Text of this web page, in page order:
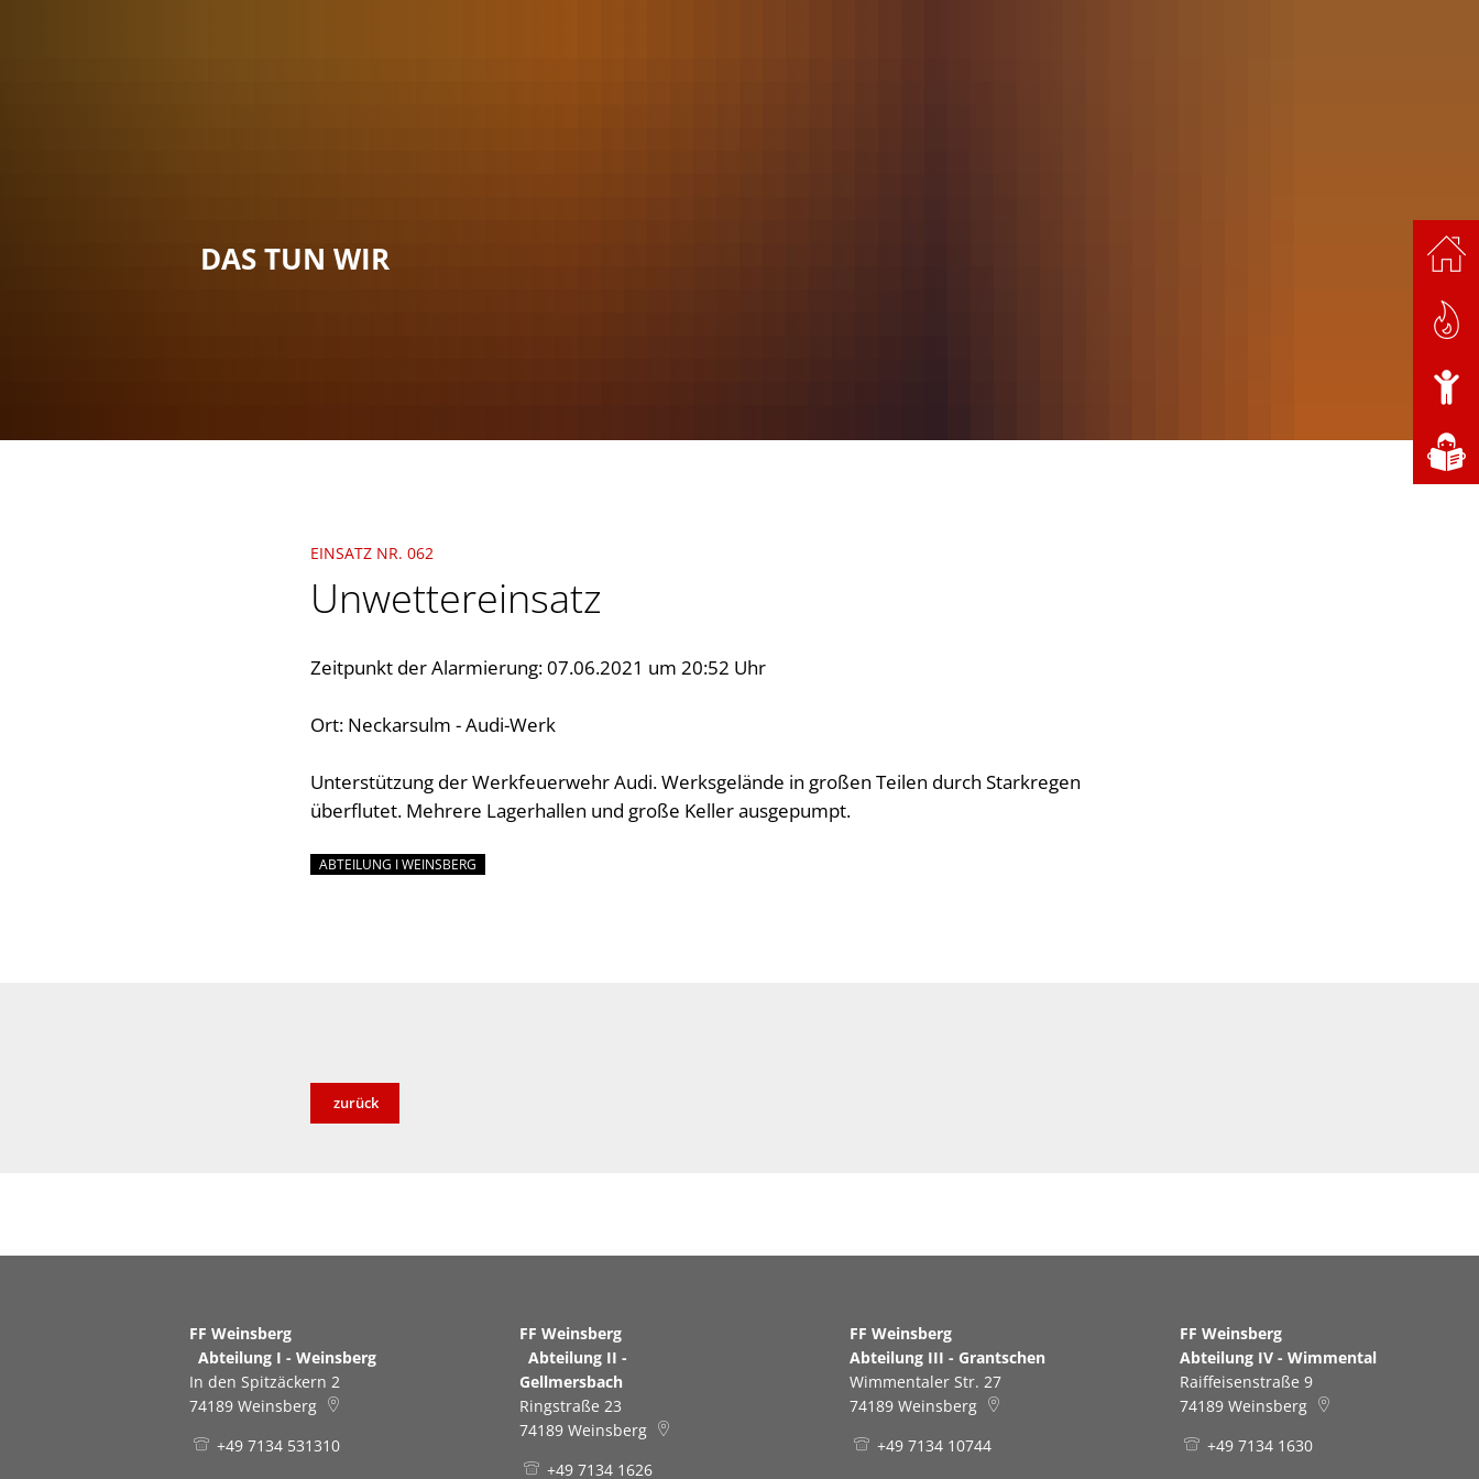
DAS TUN WIR
EINSATZ NR. 062
Unwettereinsatz
Zeitpunkt der Alarmierung: 07.06.2021 um 20:52 Uhr
Ort: Neckarsulm - Audi-Werk
Unterstützung der Werkfeuerwehr Audi. Werksgelände in großen Teilen durch Starkregen
überflutet. Mehrere Lagerhallen und große Keller ausgepumpt.
ABTEILUNG I WEINSBERG
zurück
FF Weinsberg
Abteilung I - Weinsberg
In den Spitzäckern 2
74189 Weinsberg
+49 7134 531310
FF Weinsberg
Abteilung II -
Gellmersbach
Ringstraße 23
74189 Weinsberg
+49 7134 1626
FF Weinsberg
Abteilung III - Grantschen
Wimmentaler Str. 27
74189 Weinsberg
+49 7134 10744
FF Weinsberg
Abteilung IV - Wimmental
Raiffeisenstraße 9
74189 Weinsberg
+49 7134 1630